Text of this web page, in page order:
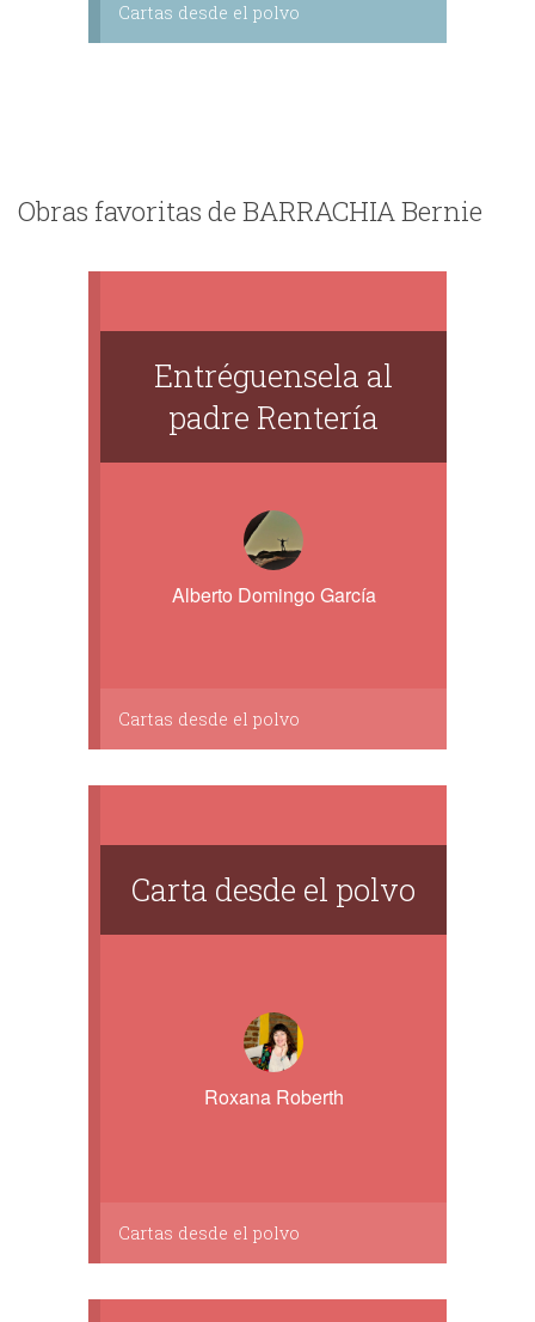
Cartas desde el polvo
Obras favoritas de BARRACHIA Bernie
Entréguensela al
padre Rentería
Alberto Domingo García
Cartas desde el polvo
Carta desde el polvo
Roxana Roberth
Cartas desde el polvo